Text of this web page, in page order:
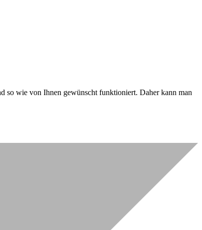
so wie von Ihnen gewünscht funktioniert. Daher kann man